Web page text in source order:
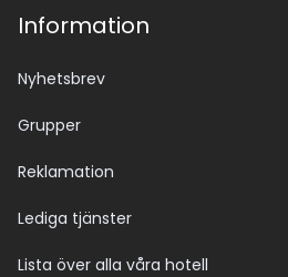
Information
Nyhetsbrev
Grupper
Reklamation
Lediga tjänster
Lista över alla våra hotell